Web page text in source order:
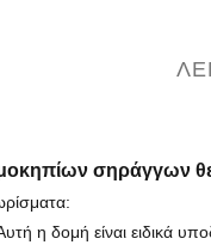
σηράγγων
η δομή είναι ειδικά